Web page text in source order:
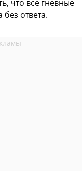
что все гневные
ответа.